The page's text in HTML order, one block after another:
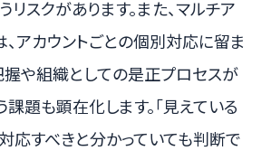
リスクがあります。また、マルチア
アカウントごとの個別対応に留ま
握や組織としての是正プロセスが
題も顕在化します。「見えている
応すべきと分かっていても判断で